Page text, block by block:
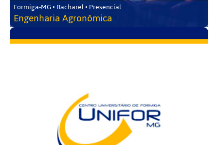
Formiga-MG • Bacharel • Presencial
Engenharia Agronômica